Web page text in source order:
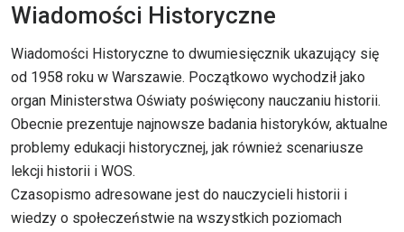
Wiadomości Historyczne
Wiadomości Historyczne to dwumiesięcznik ukazujący się
od 1958 roku w Warszawie. Początkowo wychodził jako
organ Ministerstwa Oświaty poświęcony nauczaniu historii.
Obecnie prezentuje najnowsze badania historyków, aktualne
problemy edukacji historycznej, jak również scenariusze
lekcji historii i WOS.
Czasopismo adresowane jest do nauczycieli historii i
wiedzy o społeczeństwie na wszystkich poziomach